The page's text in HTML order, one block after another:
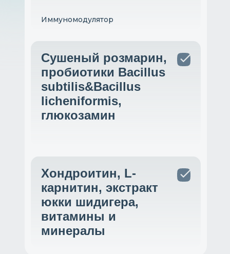
Иммуномодулятор
Сушеный розмарин,
пробиотики Bacillus
subtilis&Bacillus
licheniformis,
глюкозамин
Хондроитин, L-
карнитин, экстракт
юкки шидигера,
витамины и
минералы